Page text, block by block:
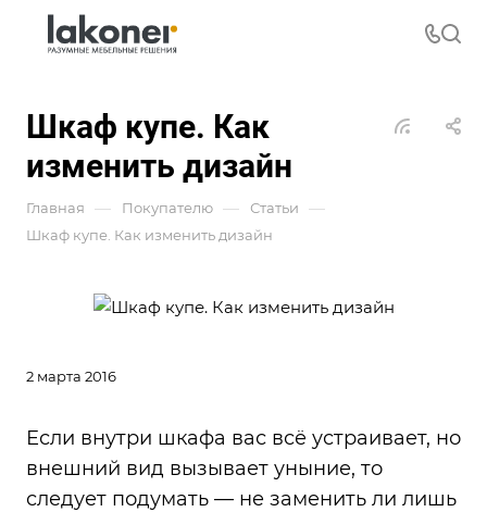
Шкаф купе. Как
изменить дизайн
Главная — Покупателю — Статьи —
Шкаф купе. Как изменить дизайн
2 марта 2016
Если внутри шкафа вас всё устраивает, но
внешний вид вызывает уныние, то
следует подумать — не заменить ли лишь